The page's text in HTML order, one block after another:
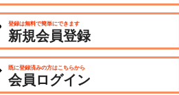
登録は無料で簡単にできます
新規会員登録
既に登録済みの方はこちらから
会員ログイン